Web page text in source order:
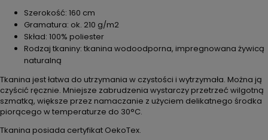
Szerokość: 160 cm
Gramatura: ok. 210 g/m2
Skład: 100% poliester
Rodzaj tkaniny: tkanina wodoodporna, impregnowana żywicą
naturalną
Tkanina jest łatwa do utrzymania w czystości i wytrzymała. Można ją
czyścić ręcznie. Mniejsze zabrudzenia wystarczy przetrzeć wilgotną
szmatką, większe przez namaczanie z użyciem delikatnego środka
piorącego w temperaturze do 30°C.
Tkanina posiada certyfikat OekoTex.